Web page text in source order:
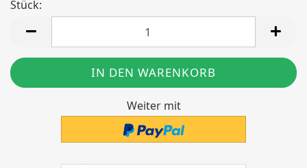
Stück:
Weiter mit